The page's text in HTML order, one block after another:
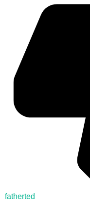
fatherted